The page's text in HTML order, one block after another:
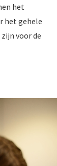
het
het gehele
voor de